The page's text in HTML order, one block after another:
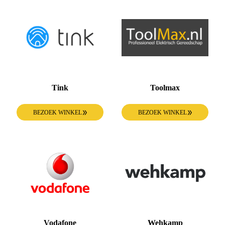
Tink
BEZOEK WINKEL
Toolmax
BEZOEK WINKEL
Vodafone Wehkamp